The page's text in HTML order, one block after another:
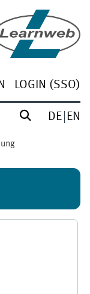
LOGIN (SSO)
DE EN